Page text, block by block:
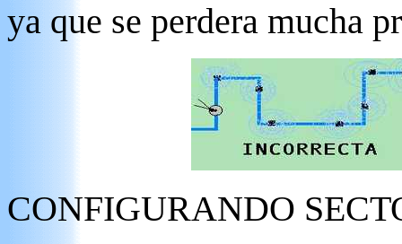
ya que se perdera mucha
CONFIGURANDO